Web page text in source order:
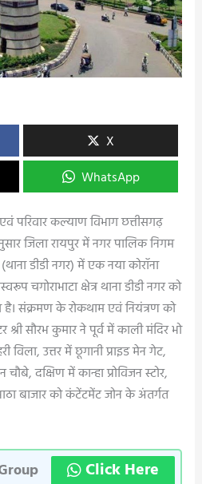
X
WhatsApp
परिवार कल्याण विभाग छत्तीसगढ़
जिला रायपुर में नगर पालिक निगम
डीडी नगर) में एक नया कोरॉना
चगोराभाटा क्षेत्र थाना डीडी नगर को
संक्रमण के रोकथाम एवं नियंत्रण को
सौरभ कुमार ने पूर्व में काली मंदिर भो
विला, उत्तर में छूगानी प्राइड मेन गेट,
चौबे, दक्षिण में कान्हा प्रोविजन स्टोर,
बाजार को कंटेंटमेंट जोन के अंतर्गत
Click Here